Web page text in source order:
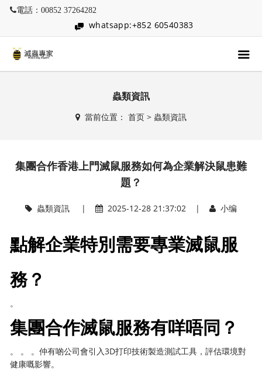
電話：00852 37264282
whatsapp:+852 60540383
蟲類資訊
當前位置： 首页> 蟲類資訊
集團合作香港上門滅鼠服務如何為企業解決鼠患難
題？
蟲類資訊| 2025-12-28 21:37:02 | 小编
點解企業特別需要專業滅鼠服
務？
。
集團合作滅鼠服務有咩唔同？
。 。 。仲有啲公司會引入3D打印技術製造測試工具，評估環境對
健康嘅影響。